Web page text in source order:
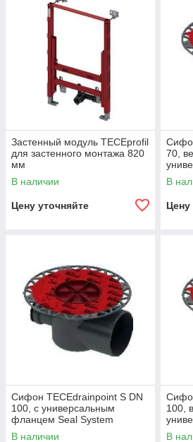
Застенный модуль TECEprofil
для застенного монтажа 820
мм
В наличии
Цену уточняйте
70,
Seal
В
Цену
Сифон TECEdrainpoint S DN
100, с универсальным
фланцем Seal System
В наличии
100,
Seal
В